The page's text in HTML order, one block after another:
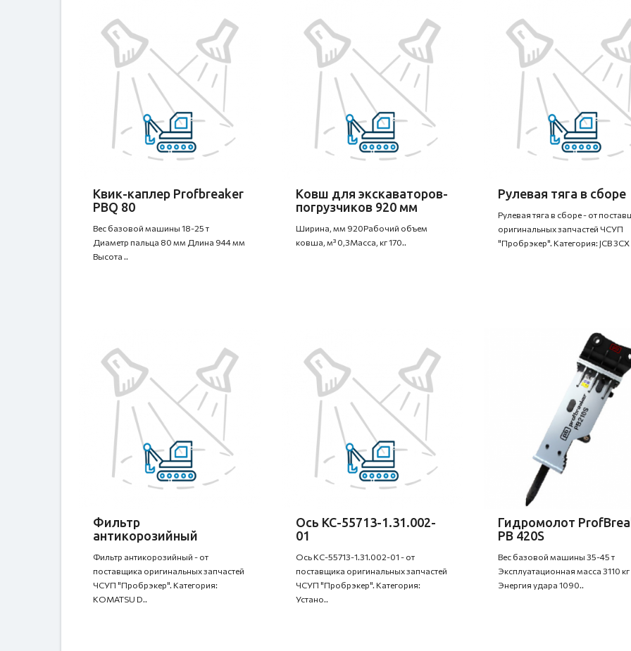
Квик-каплер Profbreaker
PBQ 80
Вес базовой машины 18-25 т
Диаметр пальца 80 мм Длина 944 мм
Высота ..
Ковш для экскаваторов-
погрузчиков 920 мм
Ширина, мм 920Рабочий объем
ковша, м³ 0,3Масса, кг 170..
Рулевая тяга в сборе
Рулевая тяга в сборе - от
оригинальных запчастей ЧСУП
"Пробрэкер". Категория: JCB 3CX -
Фильтр
антикорозийный
Фильтр антикорозийный - от
поставщика оригинальных запчастей
ЧСУП "Пробрэкер". Категория:
KOMATSU D..
Ось КС-55713-1.31.002-
01
Ось КС-55713-1.31.002-01 - от
поставщика оригинальных запчастей
ЧСУП "Пробрэкер". Категория:
Устано..
Гидромолот
PB 420S
Вес базовой машины 35-45 т
Эксплуатационная масса 3110 кг
Энергия удара 1090..